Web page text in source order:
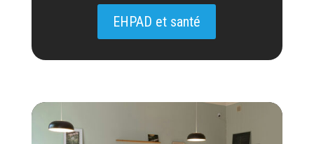
EHPAD et santé